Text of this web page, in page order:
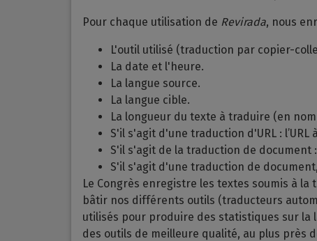
Pour chaque utilisation de Revirada, nous
L'outil utilisé (traduction par copier-
La date et l'heure.
La langue source.
La langue cible.
La longueur du texte à traduire (en
S'il s'agit d'une traduction d'URL : l’URL
S'il s'agit de la traduction de document
S'il s'agit d'une traduction de
Le Congrès enregistre les textes soumis à
bâtir nos différents outils (traducteurs
utilisés pour produire des statistiques sur la
des outils de meilleure qualité, au plus près